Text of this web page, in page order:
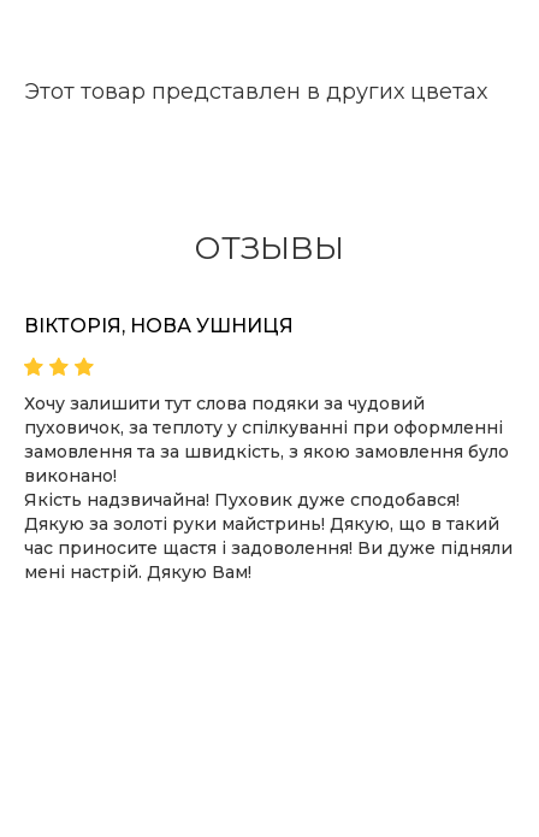
Этот товар представлен в других цветах
ОТЗЫВЫ
ВІКТОРІЯ, НОВА УШНИЦЯ
Хочу залишити тут слова подяки за чудовий
пуховичок, за теплоту у спілкуванні при оформленні
замовлення та за швидкість, з якою замовлення було
виконано!
Якість надзвичайна! Пуховик дуже сподобався!
Дякую за золоті руки майстринь! Дякую, що в такий
час приносите щастя і задоволення! Ви дуже підняли
мені настрій. Дякую Вам!